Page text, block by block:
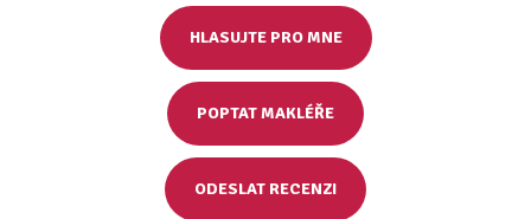
HLASUJTE PRO MNE
POPTAT MAKLÉŘE
ODESLAT RECENZI